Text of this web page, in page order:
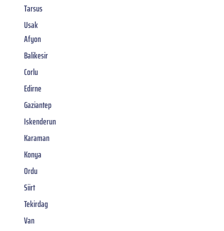
Tarsus
Usak
Afyon
Balikesir
Corlu
Edirne
Gaziantep
Iskenderun
Karaman
Konya
Ordu
Siirt
Tekirdag
Van